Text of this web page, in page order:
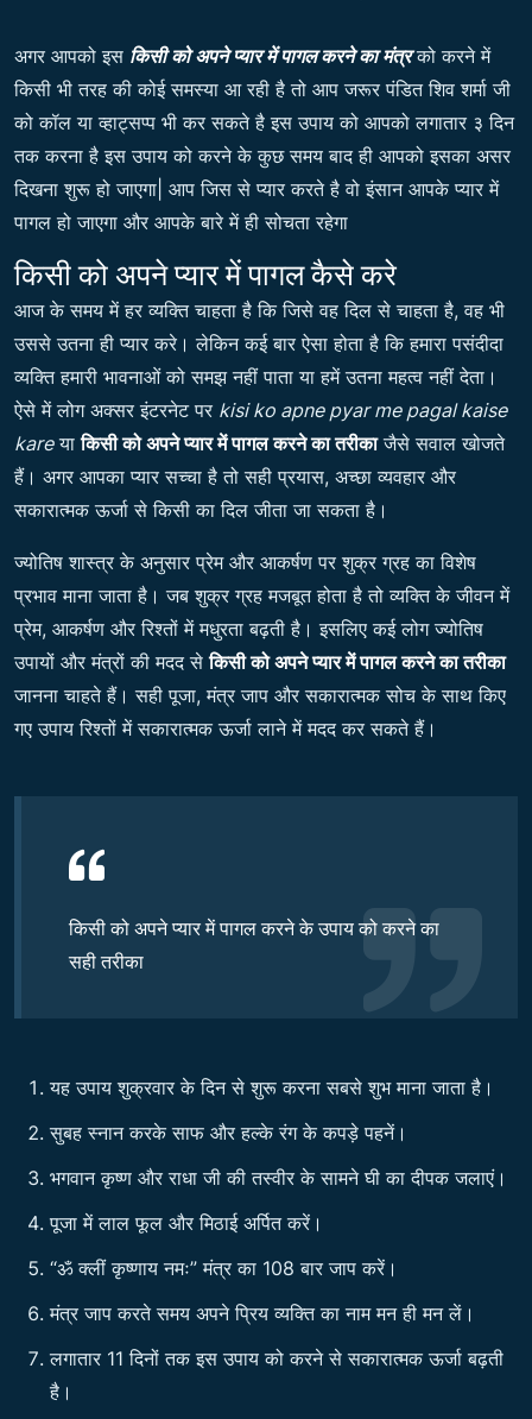
अगर आपको इस किसी को अपने प्यार में पागल करने का मंत्रको करने में
किसी भी तरह की कोई समस्या आ रही है तो आप जरूर पंडित शिव शर्मा जी
को कॉल या व्हाट्सप्प भी कर सकते है इस उपाय को आपको लगातार ३ दिन
तक करना है इस उपाय को करने के कुछ समय बाद ही आपको इसका असर
दिखना शुरू हो जाएगा| आप जिस से प्यार करते है वो इंसान आपके प्यार में
पागल हो जाएगा और आपके बारे में ही सोचता रहेगा
किसी को अपने प्यार में पागल कैसे करे
आज के समय में हर व्यक्ति चाहता है कि जिसे वह दिल से चाहता है, वह भी
उससे उतना ही प्यार करे। लेकिन कई बार ऐसा होता है कि हमारा पसंदीदा
व्यक्ति हमारी भावनाओं को समझ नहीं पाता या हमें उतना महत्व नहीं देता।
ऐसे में लोग अक्सर इंटरनेट पर kisi ko apne pyar me pagal kaise
kareयाकिसी को अपने प्यार में पागल करने का तरीकाजैसे सवाल खोजते
हैं। अगर आपका प्यार सच्चा है तो सही प्रयास, अच्छा व्यवहार और
सकारात्मक ऊर्जा से किसी का दिल जीता जा सकता है।
ज्योतिष शास्त्र के अनुसार प्रेम और आकर्षण पर शुक्र ग्रह का विशेष
प्रभाव माना जाता है। जब शुक्र ग्रह मजबूत होता है तो व्यक्ति के जीवन में
प्रेम, आकर्षण और रिश्तों में मधुरता बढ़ती है। इसलिए कई लोग ज्योतिष
उपायों और मंत्रों की मदद सेकिसी को अपने प्यार में पागल करने का तरीका
जानना चाहते हैं। सही पूजा, मंत्र जाप और सकारात्मक सोच के साथ किए
गए उपाय रिश्तों में सकारात्मक ऊर्जा लाने में मदद कर सकते हैं।
किसी को अपने प्यार में पागल करने के उपाय को करने का
सही तरीका
यह उपाय शुक्रवार के दिन से शुरू करना सबसे शुभ माना जाता है।
सुबह स्नान करके साफ और हल्के रंग के कपड़े पहनें।
भगवान कृष्ण और राधा जी की तस्वीर के सामने घी का दीपक जलाएं।
पूजा में लाल फूल और मिठाई अर्पित करें।
“ॐ क्लीं कृष्णाय नमः” मंत्र का 108 बार जाप करें।
मंत्र जाप करते समय अपने प्रिय व्यक्ति का नाम मन ही मन लें।
लगातार 11 दिनों तक इस उपाय को करने से सकारात्मक ऊर्जा बढ़ती
है।